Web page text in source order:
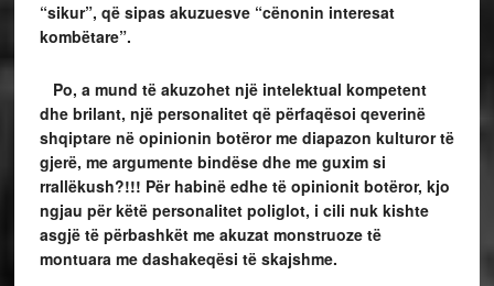
“sikur”, që sipas akuzuesve “cënonin interesat
kombëtare”.
Po, a mund të akuzohet një intelektual kompetent
dhe brilant, një personalitet që përfaqësoi qeverinë
shqiptare në opinionin botëror me diapazon kulturor të
gjerë, me argumente bindëse dhe me guxim si
rrallëkush?!!! Për habinë edhe të opinionit botëror, kjo
ngjau për këtë personalitet poliglot, i cili nuk kishte
asgjë të përbashkët me akuzat monstruoze të
montuara me dashakeqësi të skajshme.